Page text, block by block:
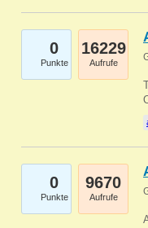
0
Punkte
16229
Aufrufe
0
Punkte
9670
Aufrufe